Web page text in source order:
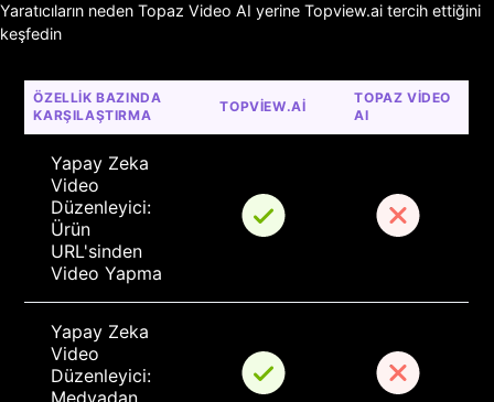
Yaratıcıların neden Topaz Video AI yerine Topview.ai tercih ettiğini
keşfedin
ÖZELLIK BAZINDA
KARŞILAŞTIRMA
TOPVIEW.AI
TOPAZ VIDEO
AI
Yapay Zeka
Video
Düzenleyici:
Ürün
URL'sinden
Video Yapma
Yapay Zeka
Video
Düzenleyici: